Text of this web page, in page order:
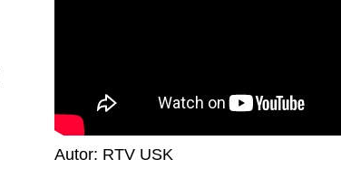
Autor: RTV USK